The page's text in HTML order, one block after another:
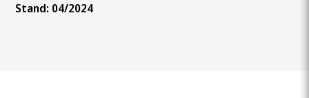
Stand: 04/2024